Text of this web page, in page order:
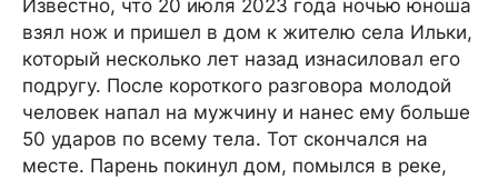
Известно, что 20 июля 2023 года ночью юноша
взял нож и пришел в дом к жителю села Ильки,
который несколько лет назад изнасиловал его
подругу. После короткого разговора молодой
человек напал на мужчину и нанес ему больше
50 ударов по всему тела. Тот скончался на
месте. Парень покинул дом, помылся в реке,